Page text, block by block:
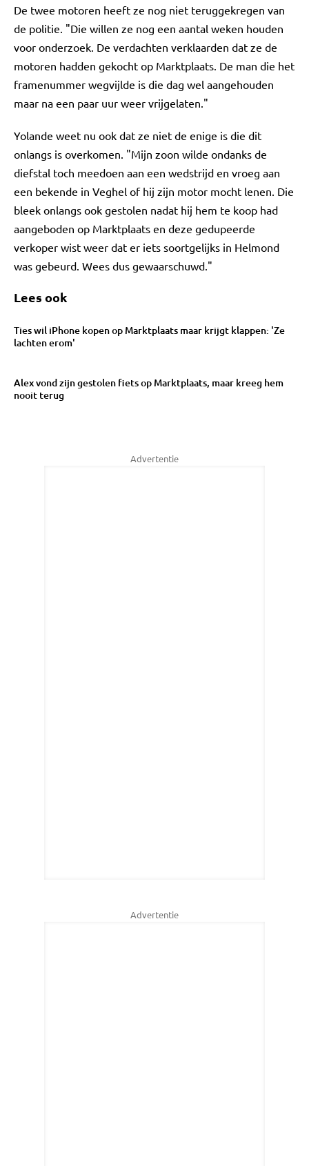
De twee motoren heeft ze nog niet teruggekregen van
de politie. "Die willen ze nog een aantal weken houden
voor onderzoek. De verdachten verklaarden dat ze de
motoren hadden gekocht op Marktplaats. De man die het
framenummer wegvijlde is die dag wel aangehouden
maar na een paar uur weer vrijgelaten."
Yolande weet nu ook dat ze niet de enige is die dit
onlangs is overkomen. "Mijn zoon wilde ondanks de
diefstal toch meedoen aan een wedstrijd en vroeg aan
een bekende in Veghel of hij zijn motor mocht lenen. Die
bleek onlangs ook gestolen nadat hij hem te koop had
aangeboden op Marktplaats en deze gedupeerde
verkoper wist weer dat er iets soortgelijks in Helmond
was gebeurd. Wees dus gewaarschuwd."
Lees ook
Ties wil iPhone kopen op Marktplaats maar krijgt klappen: 'Ze
lachten erom'
Alex vond zijn gestolen fiets op Marktplaats, maar kreeg hem
nooit terug
Advertentie
Advertentie